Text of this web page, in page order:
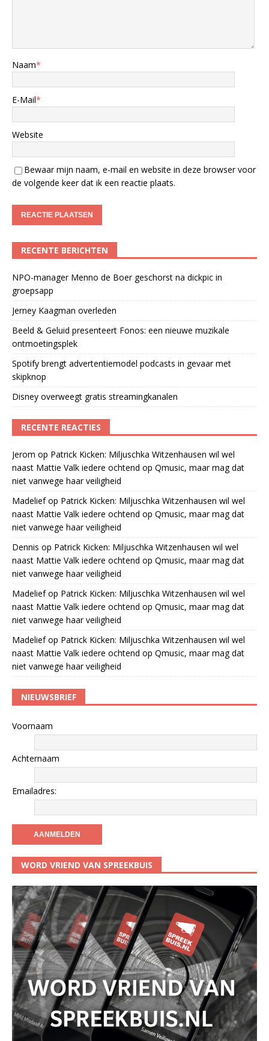
Naam*
E-Mail*
Website
Bewaar mijn naam, e-mail en website in deze browser voor
de volgende keer dat ik een reactie plaats.
RECENTE BERICHTEN
NPO-manager Menno de Boer geschorst na dickpic in
groepsapp
Jerney Kaagman overleden
Beeld & Geluid presenteert Fonos: een nieuwe muzikale
ontmoetingsplek
Spotify brengt advertentiemodel podcasts in gevaar met
skipknop
Disney overweegt gratis streamingkanalen
RECENTE REACTIES
Jerom op Patrick Kicken: Miljuschka Witzenhausen wil wel
naast Mattie Valk iedere ochtend op Qmusic, maar mag dat
niet vanwege haar veiligheid
Madeliefop Patrick Kicken: Miljuschka Witzenhausen wil wel
naast Mattie Valk iedere ochtend op Qmusic, maar mag dat
niet vanwege haar veiligheid
Dennis op Patrick Kicken: Miljuschka Witzenhausen wil wel
naast Mattie Valk iedere ochtend op Qmusic, maar mag dat
niet vanwege haar veiligheid
Madeliefop Patrick Kicken: Miljuschka Witzenhausen wil wel
naast Mattie Valk iedere ochtend op Qmusic, maar mag dat
niet vanwege haar veiligheid
Madeliefop Patrick Kicken: Miljuschka Witzenhausen wil wel
naast Mattie Valk iedere ochtend op Qmusic, maar mag dat
niet vanwege haar veiligheid
NIEUWSBRIEF
Voornaam
Achternaam
Emailadres:
WORD VRIEND VAN SPREEKBUIS